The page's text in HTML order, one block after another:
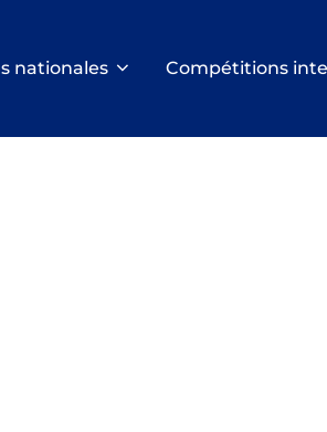
nationales Compétitions